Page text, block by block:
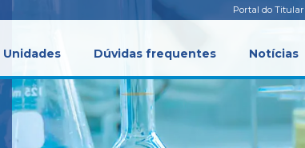
Portal do Titular
Unidades Dúvidas frequentes Notícias